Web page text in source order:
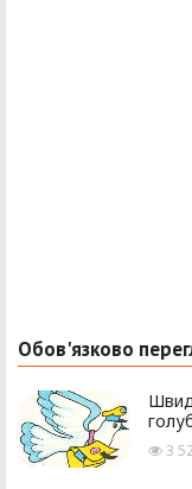
Обов'язково
3